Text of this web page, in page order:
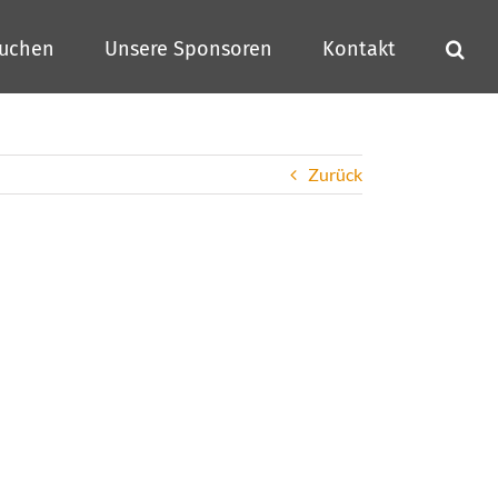
Unsere Sponsoren Kontakt
Zurück